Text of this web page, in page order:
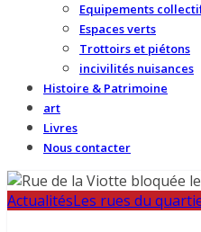
Equipements
Espaces verts
Trottoirs et piétons
incivilités nuisances
Histoire & Patrimoine
art
Livres
Nous contacter
ActualitésLes rues du